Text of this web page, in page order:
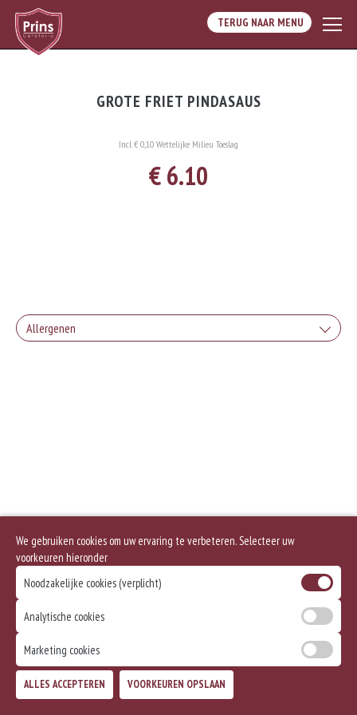
TERUG NAAR MENU
GROTE FRIET PINDASAUS
Incl. € 0,10 Wettelijke Milieu Toeslag
€ 6.10
Allergenen
We gebruiken cookies om uw ervaring te verbeteren. Selecteer uw
voorkeuren hieronder
Noodzakelijke cookies (verplicht)
Analytische cookies
Marketing cookies
ALLES ACCEPTEREN VOORKEUREN OPSLAAN